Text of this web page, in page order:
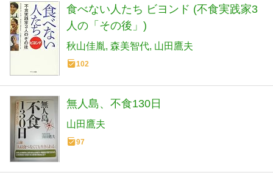
食べない人たち ビヨンド (不食実践家3
人の「その後」)
秋山佳胤 森美智代 山田鷹夫
102
無人島、不食130日
山田鷹夫
97